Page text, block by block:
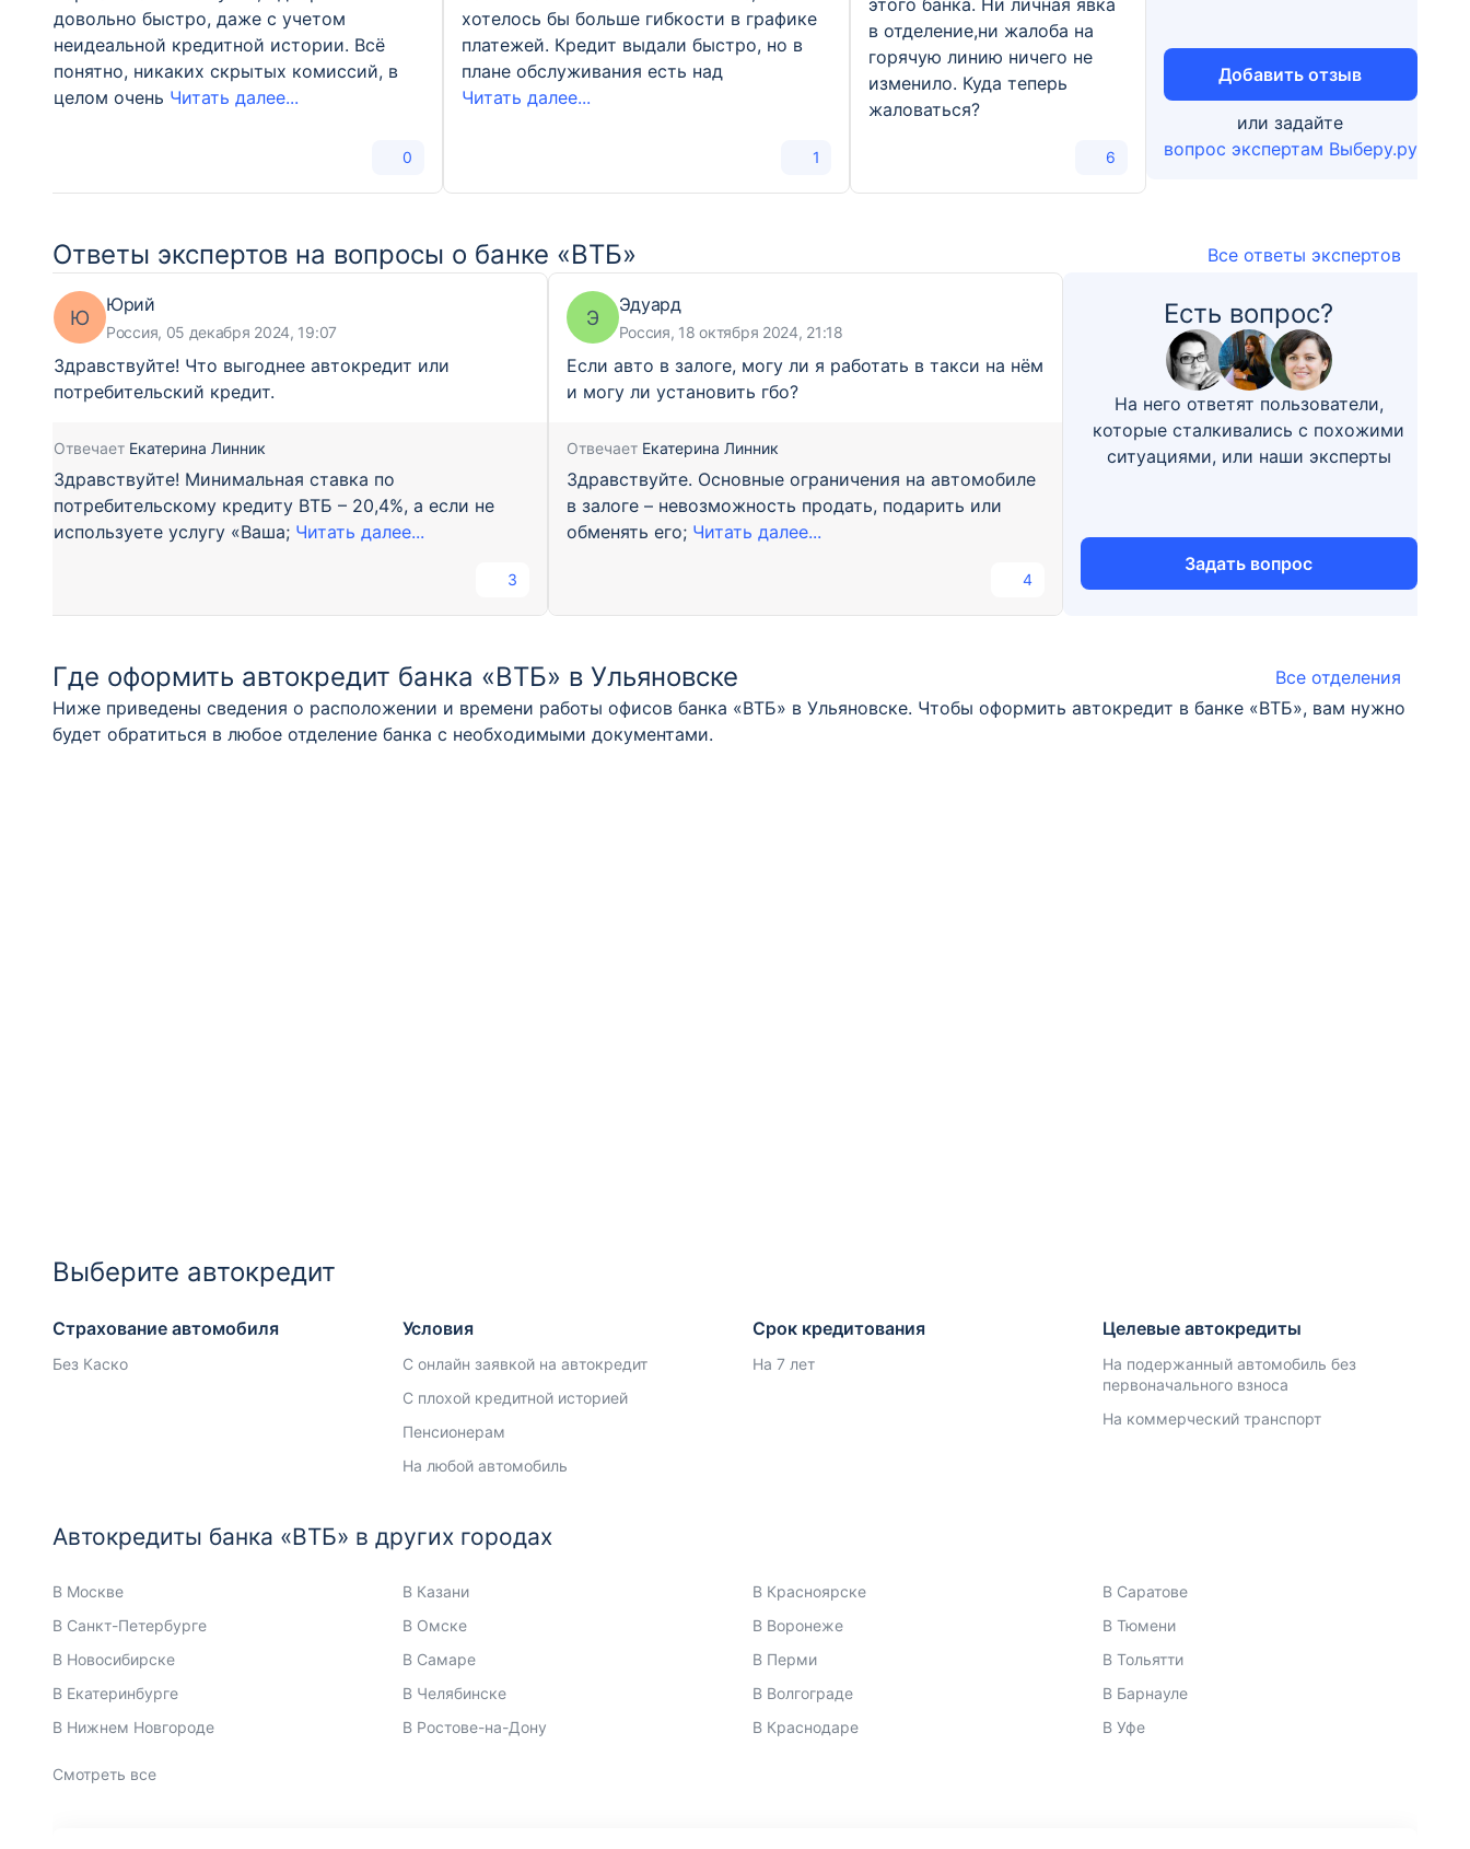
довольно быстро, даже с учетом
неидеальной кредитной истории. Всё
понятно, никаких скрытых комиссий, в
целом очень Читать далее...
0
хотелось бы больше гибкости в графике
платежей. Кредит выдали быстро, но в
плане обслуживания есть над
Читать далее...
1
этого банка. Ни личная явка
в отделение,ни жалоба на
горячую линию ничего не
изменило. Куда теперь
жаловаться?
6
Добавить отзыв
или задайте
вопрос экспертам Выберу.ру
Ответы экспертов на вопросы о банке «ВТБ» Все ответы экспертов
Ю
Юрий
Россия, 05 декабря 2024, 19:07
Здравствуйте! Что выгоднее автокредит или
потребительский кредит.
Отвечает Екатерина Линник
Здравствуйте! Минимальная ставка по
потребительскому кредиту ВТБ – 20,4%, а если не
используете услугу «Ваша; Читать далее...
3
Э
Эдуард
Россия, 18 октября 2024, 21:18
Если авто в залоге, могу ли я работать в такси на нём
и могу ли установить гбо?
ОтвечаетЕкатерина Линник
Здравствуйте. Основные ограничения на автомобиле
в залоге – невозможность продать, подарить или
обменять его; Читать далее...
4
Есть вопрос?
На него ответят пользователи,
которые сталкивались с похожими
ситуациями, или наши эксперты
Задать вопрос
Где оформить автокредит банка «ВТБ» в Ульяновске
Все отделения
Ниже приведены сведения о расположении и времени работы офисов банка «ВТБ» в Ульяновске. Чтобы оформить автокредит в банке «ВТБ», вам нужно
будет обратиться в любое отделение банка с необходимыми документами.
Выберите автокредит
Страхование автомобиля
Без Каско
Условия
С онлайн заявкой на автокредит
С плохой кредитной историей
Пенсионерам
На любой автомобиль
Срок кредитования
На 7 лет
Целевые автокредиты
На подержанный автомобиль без
первоначального взноса
На коммерческий транспорт
Автокредиты банка «ВТБ» в других городах
В Москве
В Санкт-Петербурге
В Новосибирске
В Екатеринбурге
В Нижнем Новгороде
В Казани
В Омске
В Самаре
В Челябинске
В Ростове-на-Дону
В Красноярске
В Воронеже
В Перми
В Волгограде
В Краснодаре
В Саратове
В Тюмени
В Тольятти
В Барнауле
В Уфе
Смотреть все